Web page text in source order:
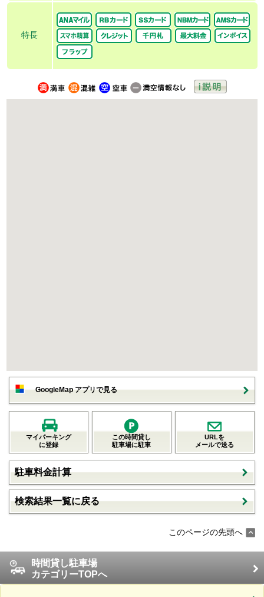
特長
GoogleMap アプリで見る
マイパーキング
に登録
この時間貸し
駐車場に駐車
URLを
メールで送る
駐車料金計算
検索結果一覧に戻る
このページの先頭へ
時間貸し駐車場
カテゴリーTOPへ